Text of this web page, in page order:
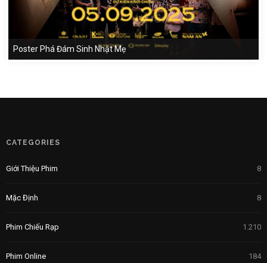
Poster Phá Đám Sinh Nhật Mẹ
CATEGORIES
Giới Thiệu Phim 8
Mặc Định 8
Phim Chiếu Rạp 1.210
Phim Online 184